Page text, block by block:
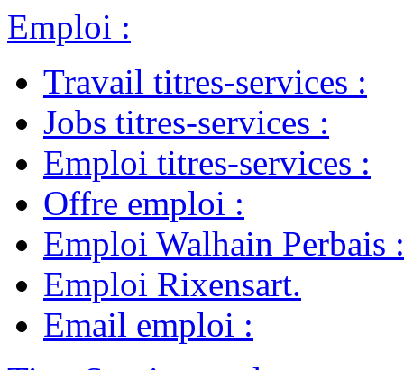
Emploi :
Travail titres-services :
Jobs titres-services :
Emploi titres-services :
Offre emploi :
Emploi Walhain Perbais :
Emploi Rixensart.
Email emploi :